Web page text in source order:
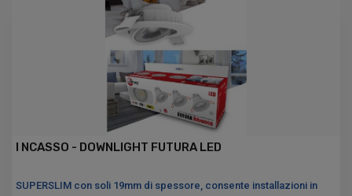
I NCASSO - DOWNLIGHT FUTURA LED
SUPERSLIM con soli 19mm di spessore, consente installazioni in